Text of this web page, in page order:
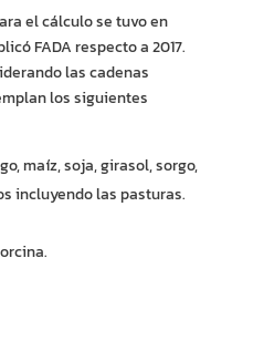
el cálculo se tuvo en
FADA respecto a 2017.
las cadenas
los siguientes
maíz, soja, girasol, sorgo,
incluyendo las pasturas.